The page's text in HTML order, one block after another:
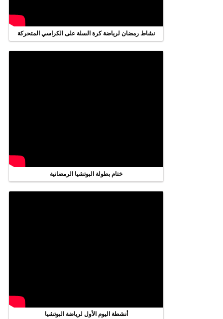
نشاط رمضان لرياضة كرة السلة على الكراسي المتحركة
ختام بطولة البوتشيا الرمضانية
أنشطة اليوم الأول لرياضة البوتشيا